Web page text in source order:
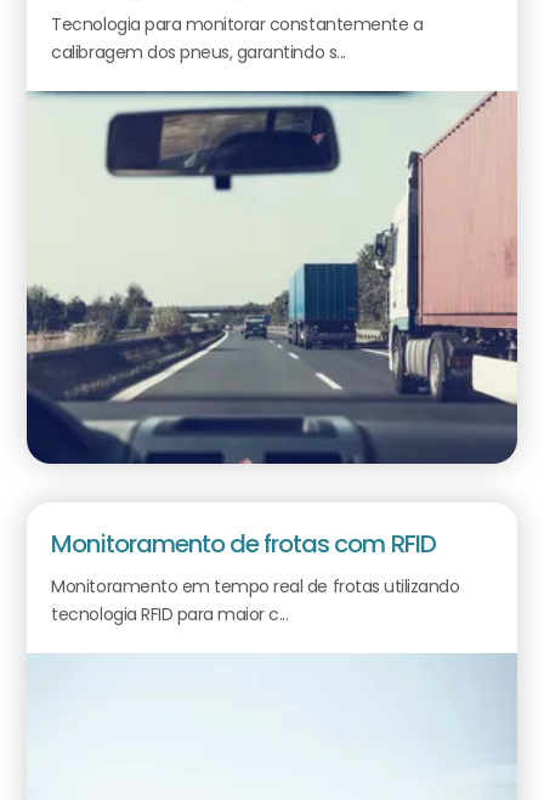
Tecnologia para monitorar constantemente a
calibragem dos pneus, garantindo s...
Monitoramento de frotas com RFID
Monitoramento em tempo real de frotas utilizando
tecnologia RFID para maior c...